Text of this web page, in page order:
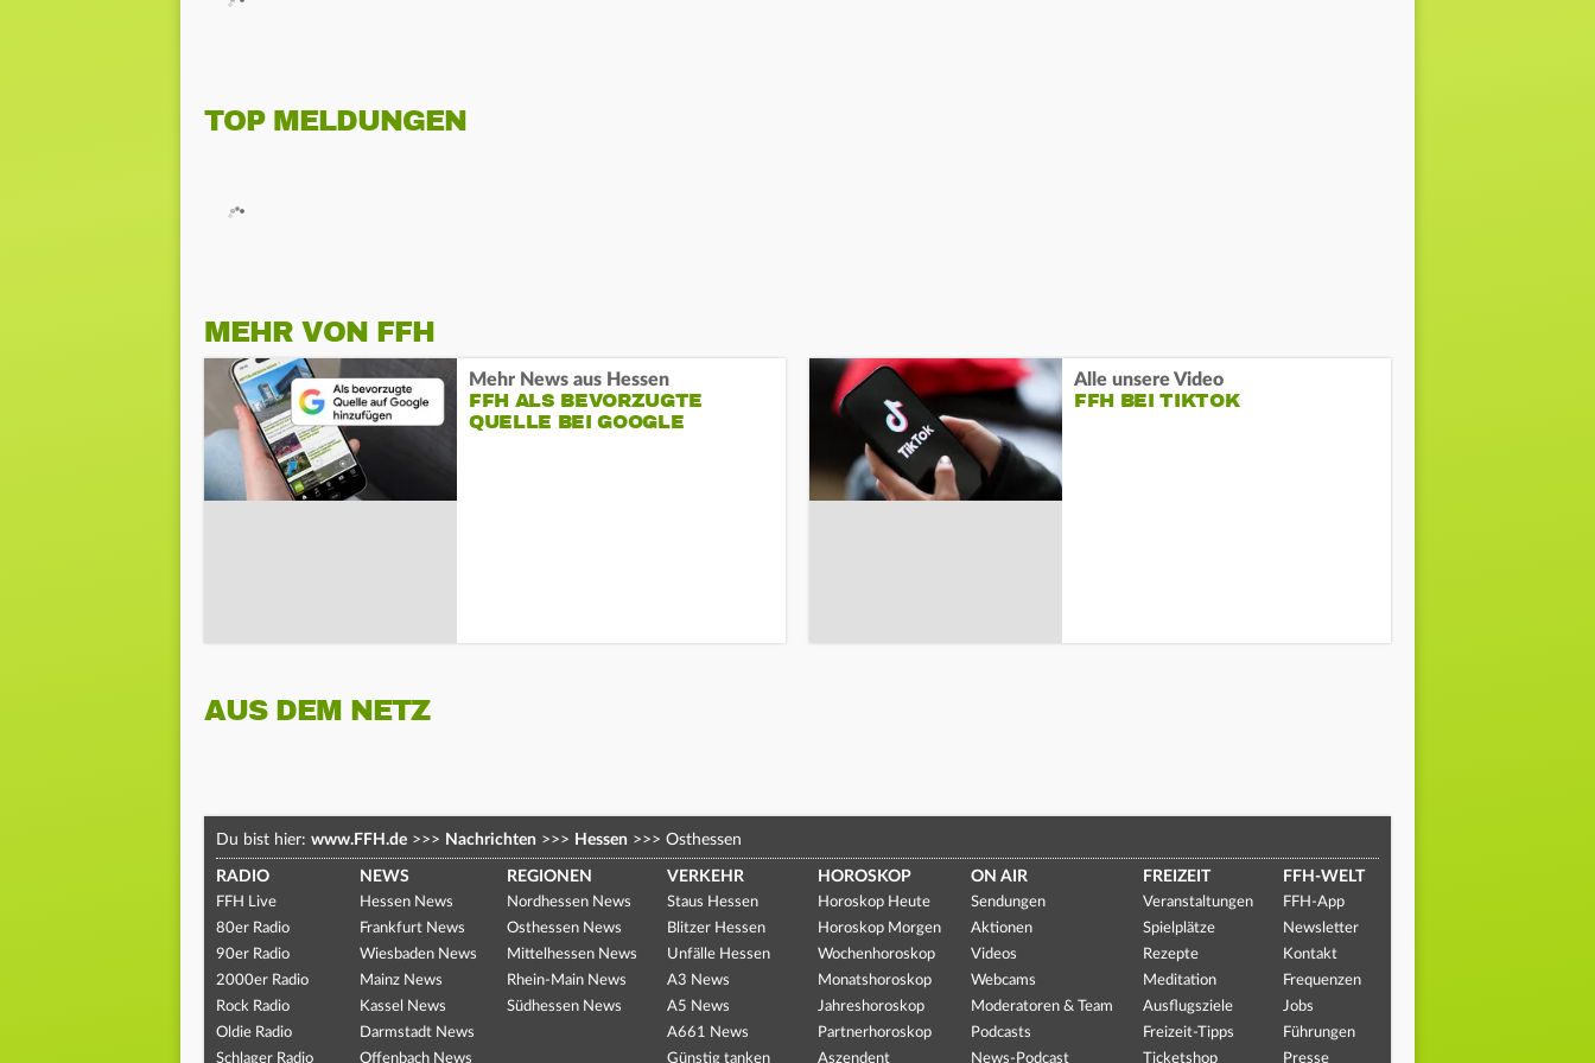
TOP MELDUNGEN
MEHR VON FFH
Mehr News aus Hessen
FFH ALS BEVORZUGTE
QUELLE BEI GOOGLE
Alle unsere Video
FFH BEI TIKTOK
AUS DEM NETZ
Du bist hier: www.FFH.de >>> Nachrichten >>> Hessen >>> Osthessen
RADIO
FFH Live
80er Radio
90er Radio
2000er Radio
Rock Radio
Oldie Radio
Schlager Radio
NEWS
Hessen News
Frankfurt News
Wiesbaden News
Mainz News
Kassel News
Darmstadt News
Offenbach News
REGIONEN
Nordhessen News
Osthessen News
Mittelhessen News
Rhein-Main News
Südhessen News
VERKEHR
Staus Hessen
Blitzer Hessen
Unfälle Hessen
A3 News
A5 News
A661 News
Günstig tanken
HOROSKOP
Horoskop Heute
Horoskop Morgen
Wochenhoroskop
Monatshoroskop
Jahreshoroskop
Partnerhoroskop
Aszendent
ON AIR
Sendungen
Aktionen
Videos
Webcams
Moderatoren & Team
Podcasts
News-Podcast
FREIZEIT
Veranstaltungen
Spielplätze
Rezepte
Meditation
Ausflugsziele
Freizeit-Tipps
Ticketshop
FFH-WELT
FFH-App
Newsletter
Kontakt
Frequenzen
Jobs
Führungen
Presse